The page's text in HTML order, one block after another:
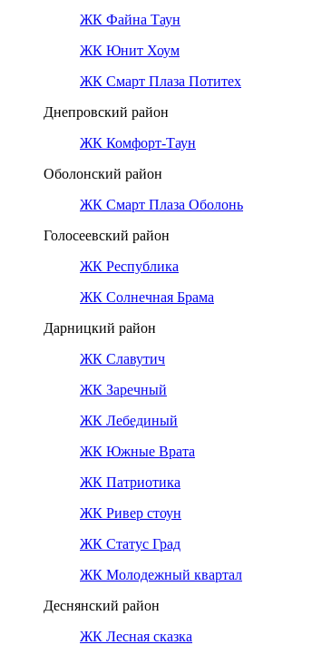
ЖК Файна Таун
ЖК Юнит Хоум
ЖК Смарт Плаза Потитех
Днепровский район
ЖК Комфорт-Таун
Оболонский район
ЖК Смарт Плаза Оболонь
Голосеевский район
ЖК Республика
ЖК Солнечная Брама
Дарницкий район
ЖК Славутич
ЖК Заречный
ЖК Лебединый
ЖК Южные Врата
ЖК Патриотика
ЖК Ривер стоун
ЖК Статус Град
ЖК Молодежный квартал
Деснянский район
ЖК Лесная сказка